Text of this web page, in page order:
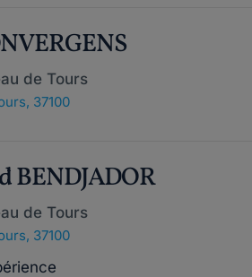
de Tours
37100
BENDJADOR
de Tours
37100